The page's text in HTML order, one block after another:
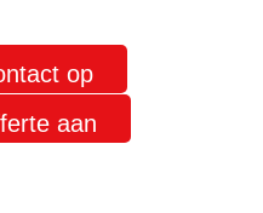
op
aan